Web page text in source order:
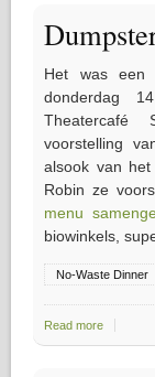
Het was een
donderdag
Theatercafé
voorstelling
alsook van
Robin ze
menu
biowinkels,
No-Waste Dinner
Read more